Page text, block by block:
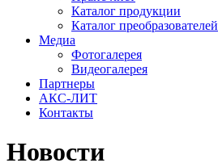
Каталог продукции
Каталог преобразователей
Медиа
Фотогалерея
Видеогалерея
Партнеры
АКС-ЛИТ
Контакты
Новости